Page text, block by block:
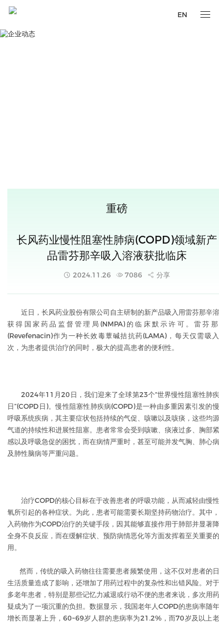
EN
重磅
长风药业慢性阻塞性肺病(COPD)领域新产
品雷芬那辛吸入溶液获批临床
2024.11.26 7086 分享
近日，长风药业股份有限公司自主研制的新产品吸入用雷芬那辛
获得国家药品监督管理局(NMPA)的临床默示许可。雷芬
(Revefenacin)作为一种长效毒蕈碱拮抗药(LAMA)，每天仅需吸
次，为患者提供治疗的同时，极大的提高患者的便利性。
2024年11月20日，我们迎来了全球第23个“世界慢性阻塞性肺
日”(COPD日)。慢性阻塞性肺疾病(COPD)是一种由多重因素引发的
呼吸系统疾病，其主要症状包括持续的气促、咳嗽以及咳痰，这些均
气道的持续性和进展性阻塞。患者常常会受到咳嗽、痰液过多、胸部
感以及呼吸急促的困扰，而在病情严重时，甚至可能并发气胸、肺心
及肺性脑病等严重问题。
治疗COPD的核心目标在于改善患者的呼吸功能，从而减轻由慢
氧所引起的各种症状。为此，患者可能需要长期坚持药物治疗。其中
入药物作为COPD治疗的关键手段，因其能够直接作用于肺部并显著
全身不良反应，而在缓解症状、预防病情恶化等方面发挥着至关重要
用。
然而，传统的吸入药物往往需要患者频繁使用，这不仅对患者的
生活质量造成了影响，还增加了用药过程中的复杂性和出错风险。对
多老年患者，特别是那些记忆力减退或行动不便的患者来说，多次用
疑成为了一项沉重的负担。数据显示，我国老年人COPD的患病率随
增长而显著上升，60~69岁人群的患病率为21.2%，而70岁及以上